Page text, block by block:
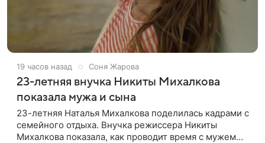
19 часов назад Соня Жарова
23-летняя внучка Никиты Михалкова
показала мужа и сына
23-летняя Наталья Михалкова поделилась кадрами с
семейного отдыха. Внучка режиссера Никиты
Михалкова показала, как проводит время с мужем